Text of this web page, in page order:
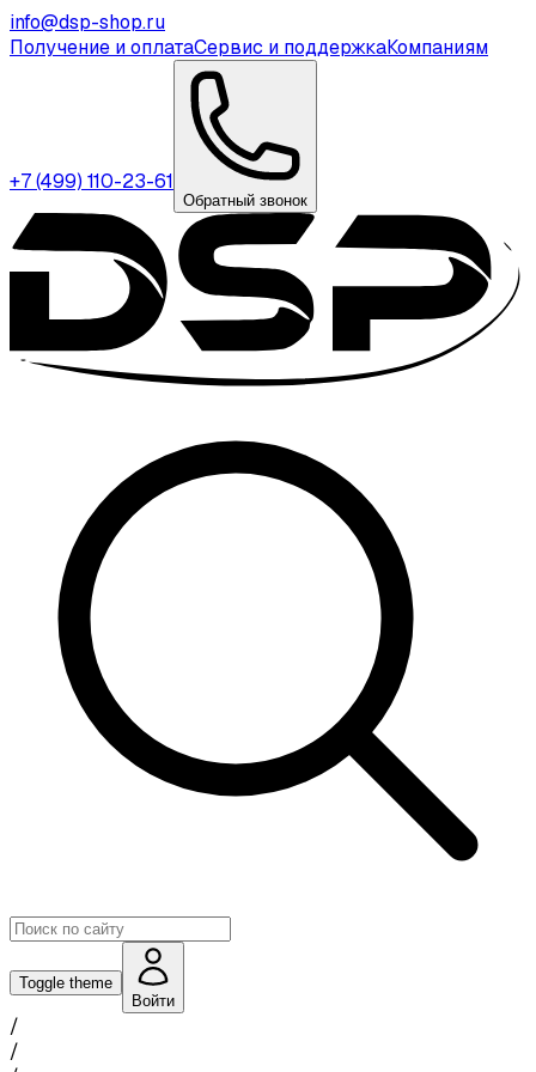
info@dsp-shop.ru
Получение и оплатаСервис и поддержкаКомпаниям
+7 (499) 110-23-61
Обратный звонок
Toggle theme
Войти
/
/